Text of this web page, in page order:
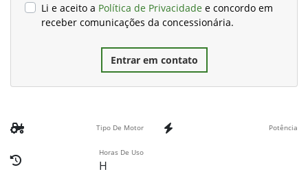
Li e aceito a Política de Privacidade e concordo em
receber comunicações da concessionária.
Entrar em contato
Tipo De Motor Potência
Horas De Uso
H